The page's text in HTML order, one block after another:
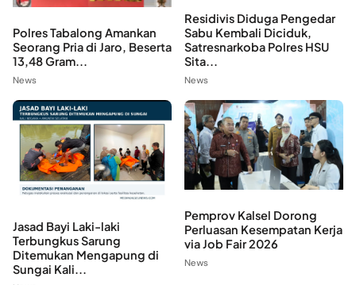
Polres Tabalong Amankan
Seorang Pria di Jaro, Beserta
13,48 Gram...
News
Residivis Diduga Pengedar
Sabu Kembali Diciduk,
Satresnarkoba Polres HSU
Sita...
News
Jasad Bayi Laki-laki
Terbungkus Sarung
Ditemukan Mengapung di
Sungai Kali...
Pemprov Kalsel Dorong
Perluasan Kesempatan Kerja
via Job Fair 2026
News